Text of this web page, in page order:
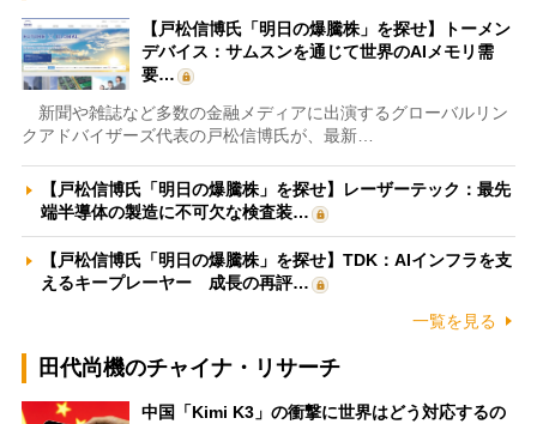
【戸松信博氏「明日の爆騰株」を探せ】トーメン
デバイス：サムスンを通じて世界のAIメモリ需
要…
新聞や雑誌など多数の金融メディアに出演するグローバルリン
クアドバイザーズ代表の戸松信博氏が、最新…
【戸松信博氏「明日の爆騰株」を探せ】レーザーテック：最先
端半導体の製造に不可欠な検査装…
【戸松信博氏「明日の爆騰株」を探せ】TDK：AIインフラを支
えるキープレーヤー 成長の再評…
一覧を見る
田代尚機のチャイナ・リサーチ
中国「Kimi K3」の衝撃に世界はどう対応するの